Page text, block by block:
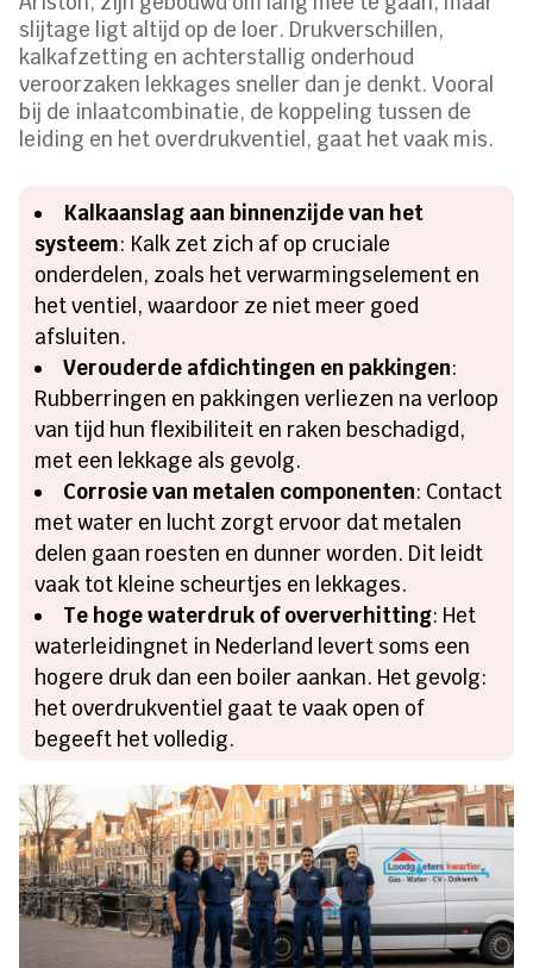
slijtage ligt altijd op de loer. Drukverschillen,
kalkafzetting en achterstallig onderhoud
veroorzaken lekkages sneller dan je denkt. Vooral
bij de inlaatcombinatie, de koppeling tussen de
leiding en het overdrukventiel, gaat het vaak mis.
Kalkaanslag aan binnenzijde van het
systeem: Kalk zet zich af op cruciale
onderdelen, zoals het verwarmingselement en
het ventiel, waardoor ze niet meer goed
afsluiten.
Verouderde afdichtingen en pakkingen:
Rubberringen en pakkingen verliezen na verloop
van tijd hun flexibiliteit en raken beschadigd,
met een lekkage als gevolg.
Corrosie van metalen componenten: Contact
met water en lucht zorgt ervoor dat metalen
delen gaan roesten en dunner worden. Dit leidt
vaak tot kleine scheurtjes en lekkages.
Te hoge waterdruk of oververhitting: Het
waterleidingnet in Nederland levert soms een
hogere druk dan een boiler aankan. Het gevolg:
het overdrukventiel gaat te vaak open of
begeeft het volledig.